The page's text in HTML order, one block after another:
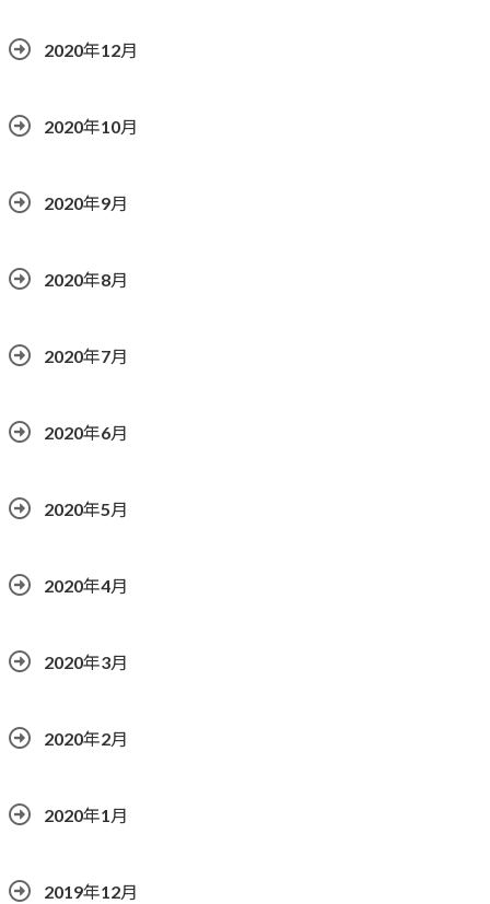
2020年12月
2020年10月
2020年9月
2020年8月
2020年7月
2020年6月
2020年5月
2020年4月
2020年3月
2020年2月
2020年1月
2019年12月